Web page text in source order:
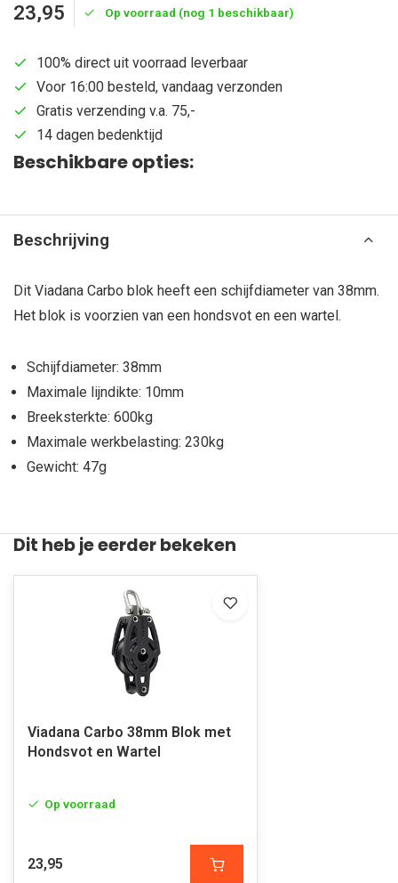
23,95 Op voorraad (nog 1 beschikbaar)
100% direct uit voorraad leverbaar
Voor 16:00 besteld, vandaag verzonden
Gratis verzending v.a. 75,-
14 dagen bedenktijd
Beschikbare opties:
Beschrijving
Dit Viadana Carbo blok heeft een schijfdiameter van 38mm.
Het blok is voorzien van een hondsvot en een wartel.
Schijfdiameter: 38mm
Maximale lijndikte: 10mm
Breeksterkte: 600kg
Maximale werkbelasting: 230kg
Gewicht: 47g
Dit heb je eerder bekeken
Viadana Carbo 38mm Blok met
Hondsvot en Wartel
Op voorraad
23,95